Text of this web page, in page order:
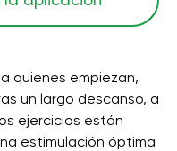
quienes empiezan,
un largo descanso, a
ejercicios están
estimulación óptima